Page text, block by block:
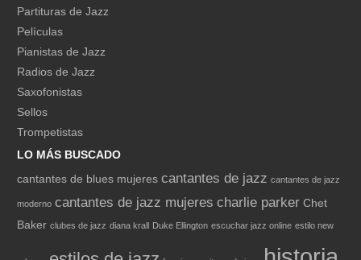
Partituras de Jazz
Películas
Pianistas de Jazz
Radios de Jazz
Saxofonistas
Sellos
Trompetistas
LO MÁS BUSCADO
cantantes de blues mujeres cantantes de jazz cantantes de jazz
moderno cantantes de jazz mujeres charlie parker Chet
Baker clubes de jazz diana krall Duke Ellington escuchar jazz online estilo new